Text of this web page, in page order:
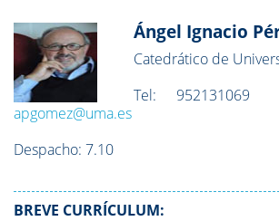
Ángel Ignacio
Catedrático de
Tel: 952131069
apgomez@uma.es
Despacho: 7.10
BREVE CURRÍCULUM: